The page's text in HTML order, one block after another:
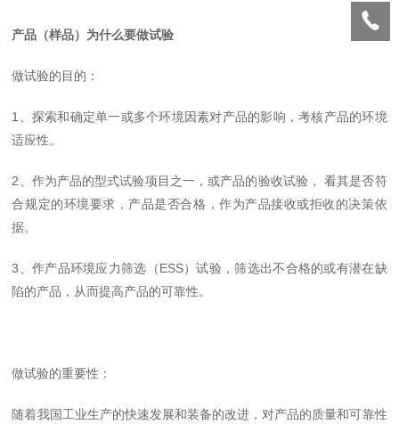
产品（样品）为什么要做试验
做试验的目的：
1、探索和确定单一或多个环境因素对产品的影响，考核产品的环境
适应性。
2、作为产品的型式试验项目之一，或产品的验收试验， 看其是否符
合规定的环境要求，产品是否合格，作为产品接收或拒收的决策依
据。
3、作产品环境应力筛选（ESS）试验，筛选出不合格的或有潜在缺
陷的产品，从而提高产品的可靠性。
做试验的重要性：
随着我国工业生产的快速发展和装备的改进，对产品的质量和可靠性